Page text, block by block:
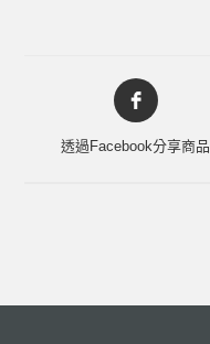
透過Facebook分享商品